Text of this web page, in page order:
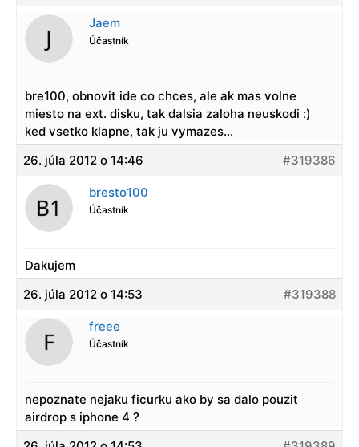
Jaem
Účastník
bre100, obnovit ide co chces, ale ak mas volne
miesto na ext. disku, tak dalsia zaloha neuskodi :)
ked vsetko klapne, tak ju vymazes…
26. júla 2012 o 14:46
#319386
bresto100
Účastník
Dakujem
26. júla 2012 o 14:53
#319388
freee
Účastník
nepoznate nejaku ficurku ako by sa dalo pouzit
airdrop s iphone 4 ?